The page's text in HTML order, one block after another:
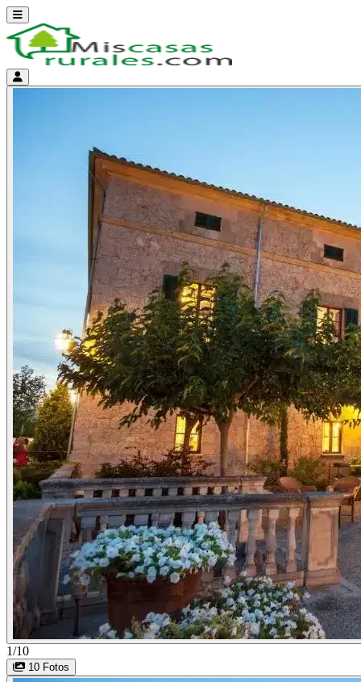
Abrir menú
Menú de cuenta
1/10
10 Fotos